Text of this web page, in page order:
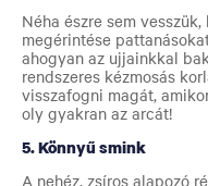
Néha észre sem
megérintése
ahogyan az ujjainkkal
rendszeres kézmosás
visszafogni magát,
oly gyakran az arcát!
5. Könnyű smink
A nehéz, zsíros alapozó